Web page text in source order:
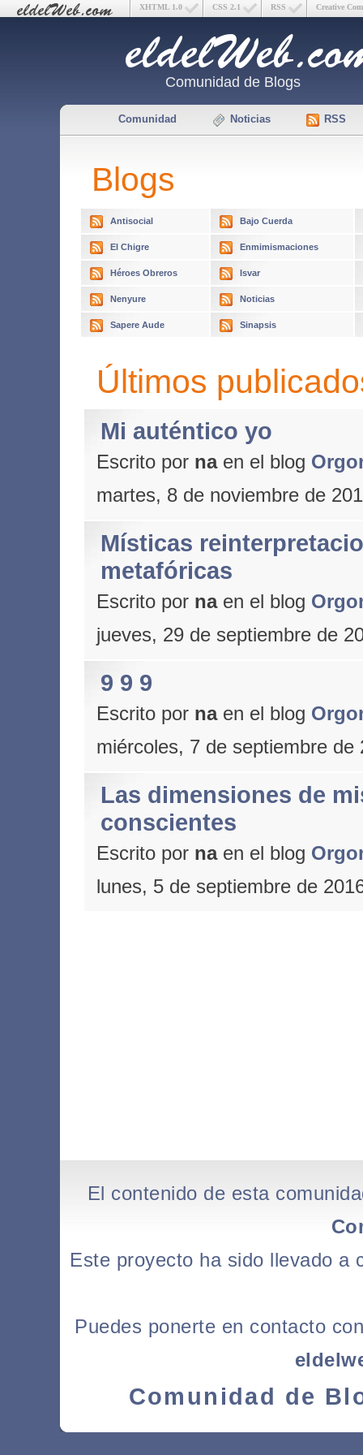
Creative
RSS
CSS 2.1
XHTML 1.0
Comunidad de Blogs
Comunidad Noticias RSS
Blogs
Antisocial Bajo Cuerda
El Chigre Enmimismaciones
Héroes Obreros Isvar
Nenyure Noticias
Sapere Aude Sinapsis
Últimos
Mi auténtico yo
Escrito por naen el blog
martes, 8 de noviembre de
Místicas
metafóricas
Escrito por naen el blog
jueves, 29 de septiembre de
9 9 9
Escrito por naen el blog
miércoles, 7 de septiembre de
Las dimensiones de
conscientes
Escrito por naen el blog
lunes, 5 de septiembre de
El contenido de esta
Este proyecto ha sido llevado
Puedes ponerte en contacto
Comunidad de